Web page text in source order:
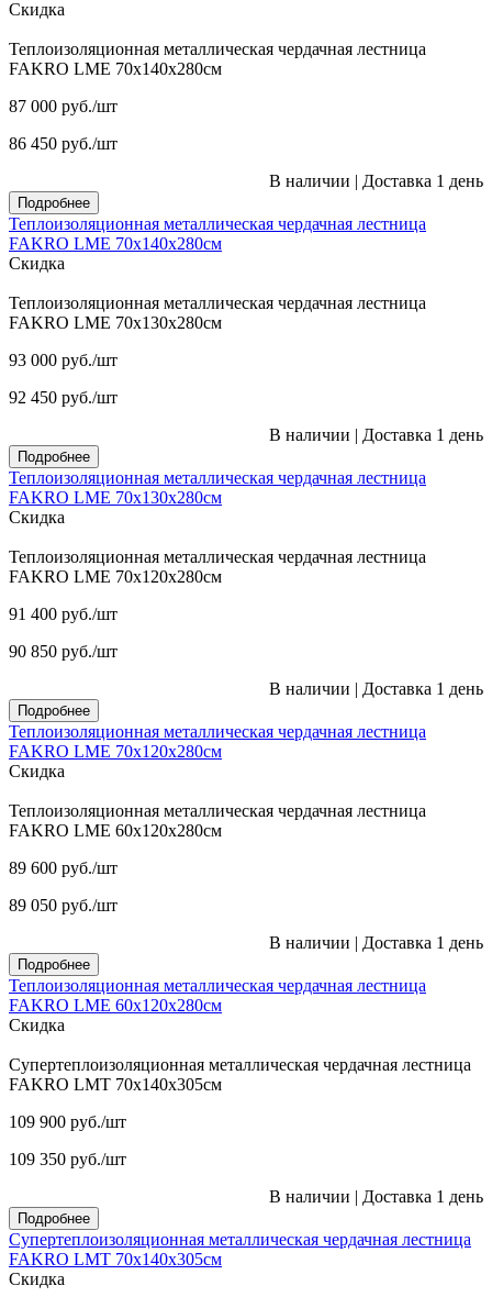
Скидка
Теплоизоляционная металлическая чердачная лестница
FAKRO LME 70х140х280см
87 000 руб./шт
86 450 руб./шт
В наличии | Доставка 1 день
Подробнее
Теплоизоляционная металлическая чердачная лестница
FAKRO LME 70х140х280см
Скидка
Теплоизоляционная металлическая чердачная лестница
FAKRO LME 70х130х280см
93 000 руб./шт
92 450 руб./шт
В наличии | Доставка 1 день
Подробнее
Теплоизоляционная металлическая чердачная лестница
FAKRO LME 70х130х280см
Скидка
Теплоизоляционная металлическая чердачная лестница
FAKRO LME 70х120х280см
91 400 руб./шт
90 850 руб./шт
В наличии | Доставка 1 день
Подробнее
Теплоизоляционная металлическая чердачная лестница
FAKRO LME 70х120х280см
Скидка
Теплоизоляционная металлическая чердачная лестница
FAKRO LME 60х120х280см
89 600 руб./шт
89 050 руб./шт
В наличии | Доставка 1 день
Подробнее
Теплоизоляционная металлическая чердачная лестница
FAKRO LME 60х120х280см
Скидка
Супертеплоизоляционная металлическая чердачная лестница
FAKRO LMT 70х140х305см
109 900 руб./шт
109 350 руб./шт
В наличии | Доставка 1 день
Подробнее
Супертеплоизоляционная металлическая чердачная лестница
FAKRO LMT 70х140х305см
Скидка